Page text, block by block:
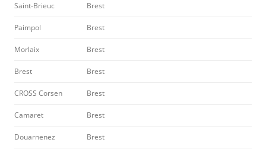
Saint-Brieuc Brest
Paimpol Brest
Morlaix Brest
Brest Brest
CROSS Corsen Brest
Camaret Brest
Douarnenez Brest